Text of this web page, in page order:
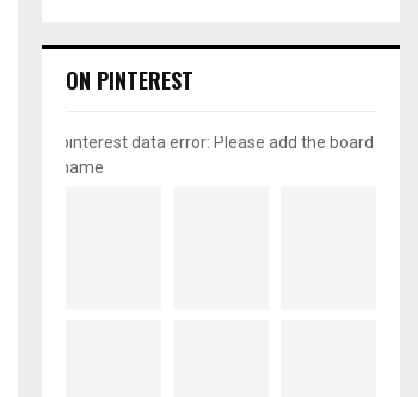
ON PINTEREST
pinterest data error: Please add the board
name